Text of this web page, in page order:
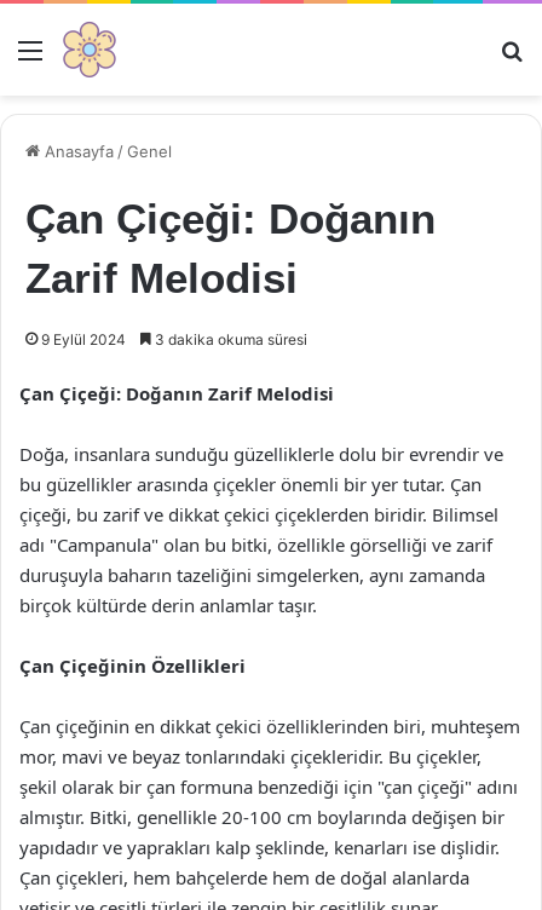
Menü
Anasayfa /Genel
Çan Çiçeği: Doğanın
Zarif Melodisi
9 Eylül 2024 3 dakika okuma süresi
Çan Çiçeği: Doğanın Zarif Melodisi
Doğa, insanlara sunduğu güzelliklerle dolu bir evrendir ve
bu güzellikler arasında çiçekler önemli bir yer tutar. Çan
çiçeği, bu zarif ve dikkat çekici çiçeklerden biridir. Bilimsel
adı "Campanula" olan bu bitki, özellikle görselliği ve zarif
duruşuyla baharın tazeliğini simgelerken, aynı zamanda
birçok kültürde derin anlamlar taşır.
Çan Çiçeğinin Özellikleri
Çan çiçeğinin en dikkat çekici özelliklerinden biri, muhteşem
mor, mavi ve beyaz tonlarındaki çiçekleridir. Bu çiçekler,
şekil olarak bir çan formuna benzediği için "çan çiçeği" adını
almıştır. Bitki, genellikle 20-100 cm boylarında değişen bir
yapıdadır ve yaprakları kalp şeklinde, kenarları ise dişlidir.
Çan çiçekleri, hem bahçelerde hem de doğal alanlarda